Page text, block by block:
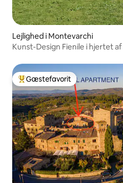
Lejlighed i Montevarchi
Kunst-Design Fienile i hjertet af
Bedste gæstefavorit
Gæstefavorit